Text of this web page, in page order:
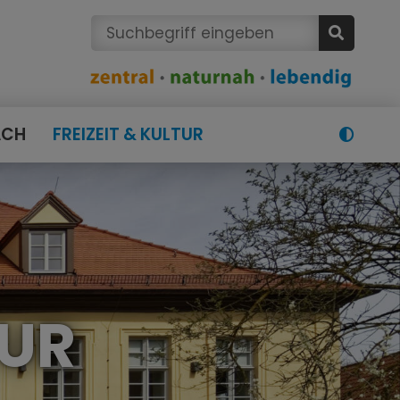
FREIZEIT & KULTUR